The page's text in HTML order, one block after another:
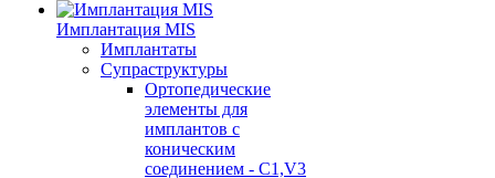
Имплантация MIS
Имплантаты
Супраструктуры
Ортопедические
элементы для
имплантов с
коническим
соединением - C1,V3